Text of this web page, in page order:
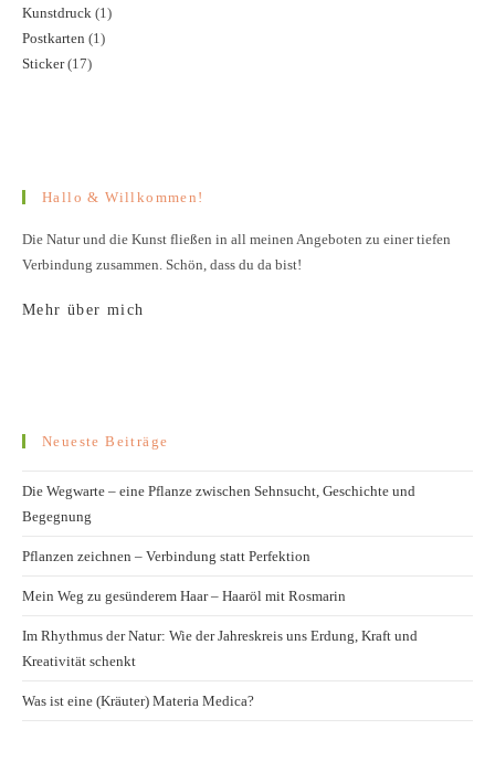
Kunstdruck 1 1
Postkarten 1 1
Sticker 1717
Hallo & Willkommen!
Die Natur und die Kunst fließen in all meinen Angeboten zu einer tiefen
Verbindung zusammen. Schön, dass du da bist!
Mehr über mich
Neueste Beiträge
Die Wegwarte – eine Pflanze zwischen Sehnsucht, Geschichte und
Begegnung
Pflanzen zeichnen – Verbindung statt Perfektion
Mein Weg zu gesünderem Haar – Haaröl mit Rosmarin
Im Rhythmus der Natur: Wie der Jahreskreis uns Erdung, Kraft und
Kreativität schenkt
Was ist eine (Kräuter) Materia Medica?